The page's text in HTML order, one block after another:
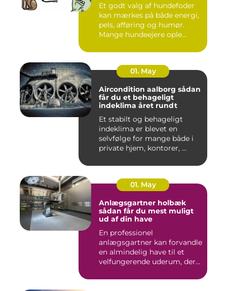
Et godt valg af hundefoder
kan mærkes på både energi,
pels, afføring og humør.
Mange hundeejere ople...
01. May
Aircondition aalborg sådan
får du et behageligt
indeklima året rundt
Et stabilt og behageligt
indeklima er blevet en
selvfølge for mange både i
private hjem, kontorer, ...
01. May
Anlægsgartner holbæk
sådan får du mest muligt
ud af din have
En professionel
anlægsgartner kan forvandle
en almindelig have til et
velfungerende uderum, der